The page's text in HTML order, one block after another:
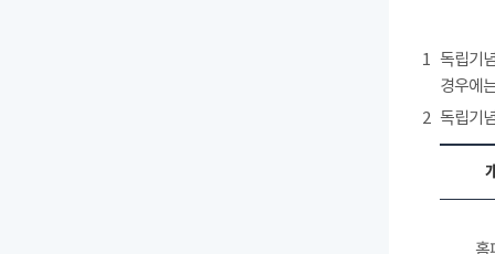
1 독립기
경우에
2 독립기
홈